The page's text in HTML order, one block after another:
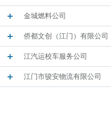
金城燃料公司
侨都文创（江门）有限公司
江汽运校车服务公司
江门市骏安物流有限公司